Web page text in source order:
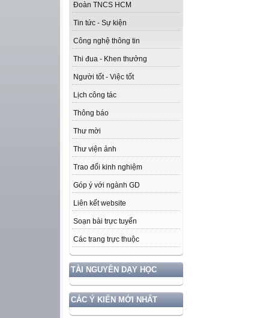
Đoàn TNCS HCM
Tin tức - Sự kiện
Công nghệ thông tin
Thi đua - Khen thưởng
Người tốt - Việc tốt
Lịch công tác
Thông báo
Thư mời
Thư viện ảnh
Trao đổi kinh nghiệm
Góp ý với ngành GD
Liên kết website
Soạn bài trực tuyến
Các trang trực thuộc
TÀI NGUYÊN DẠY HỌC
CÁC Ý KIẾN MỚI NHẤT